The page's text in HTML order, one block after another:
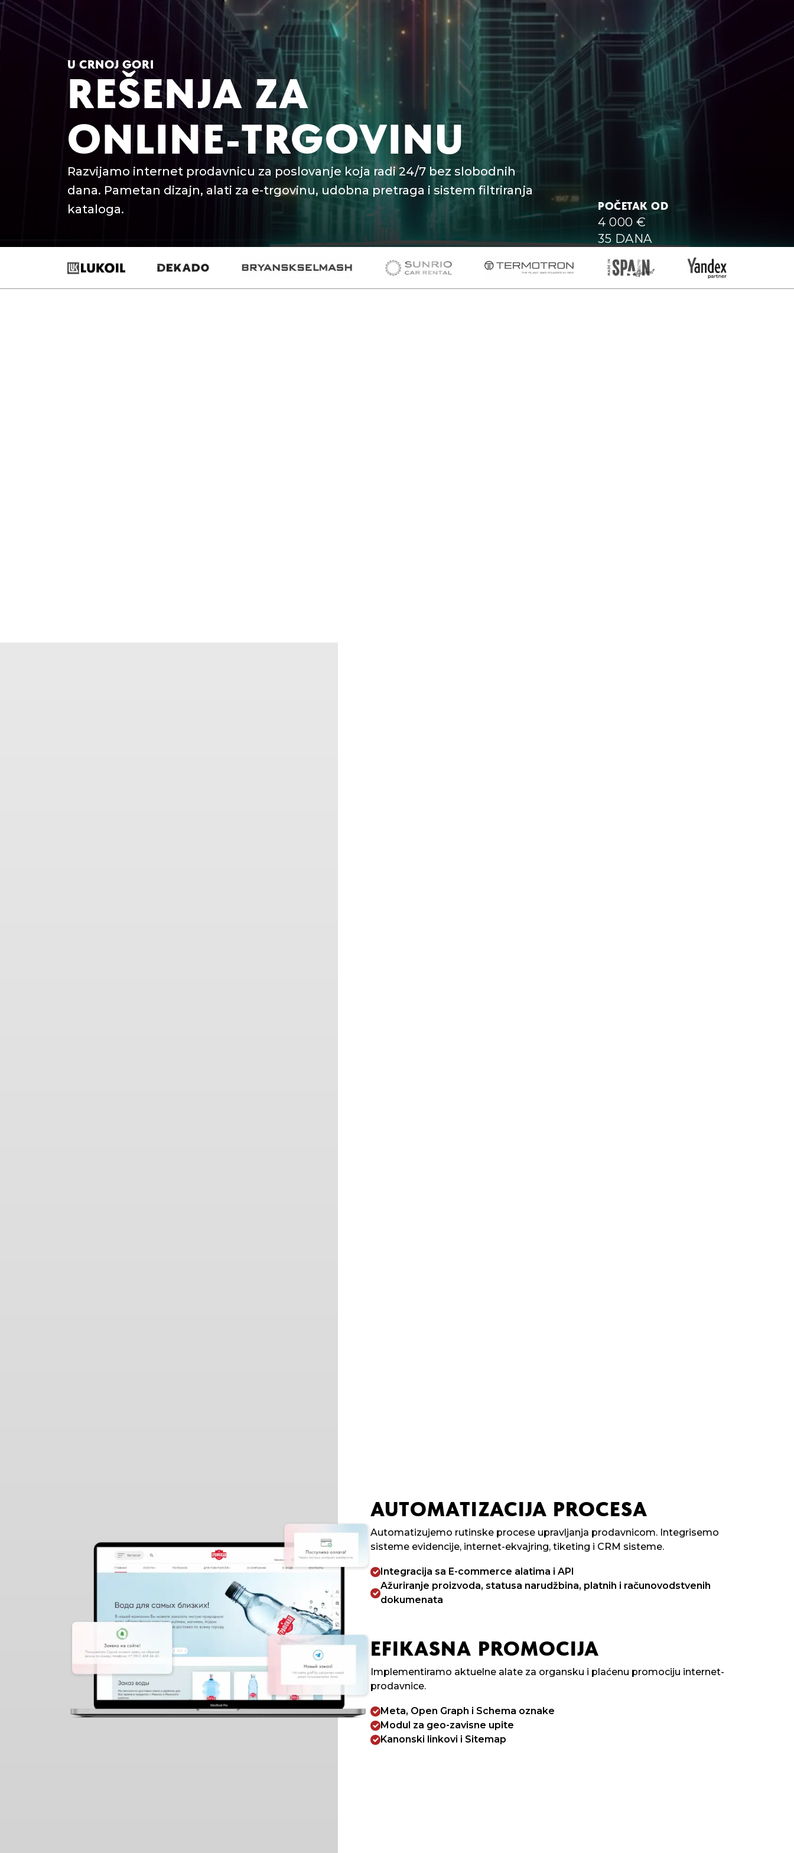
REŠENJA ZA
ONLINE-TRGOVINU
U CRNOJ GORI
Razvijamo internet prodavnicu za poslovanje koja radi 24/7 bez slobodnih
dana. Pametan dizajn, alati za e-trgovinu, udobna pretraga i sistem filtriranja
kataloga.
POČETAK OD
4 000 €
35 DANA
AUTOMATIZACIJA PROCESA
Automatizujemo rutinske procese upravljanja prodavnicom. Integrisemo
sisteme evidencije, internet-ekvajring, tiketing i CRM sisteme.
Integracija sa E-commerce alatima i API
Ažuriranje proizvoda, statusa narudžbina, platnih i računovodstvenih
dokumenata
EFIKASNA PROMOCIJA
Implementiramo aktuelne alate za organsku i plaćenu promociju internet-
prodavnice.
Meta, Open Graph i Schema oznake
Modul za geo-zavisne upite
Kanonski linkovi i Sitemap